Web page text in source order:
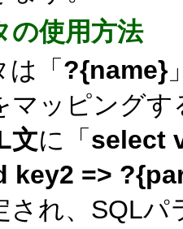
の使用方法
「 ?{name}
マッピング
文に「 select
key2 =>
され、SQL